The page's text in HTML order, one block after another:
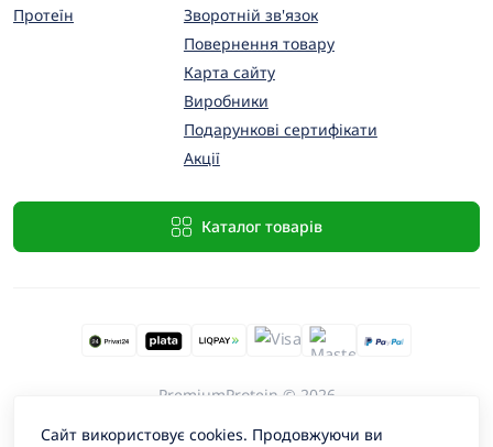
Протеїн
Зворотній зв'язок
Повернення товару
Карта сайту
Виробники
Подарункові сертифікати
Акції
Каталог товарів
PremiumProtein © 2026
Сайт використовує cookies. Продовжуючи ви